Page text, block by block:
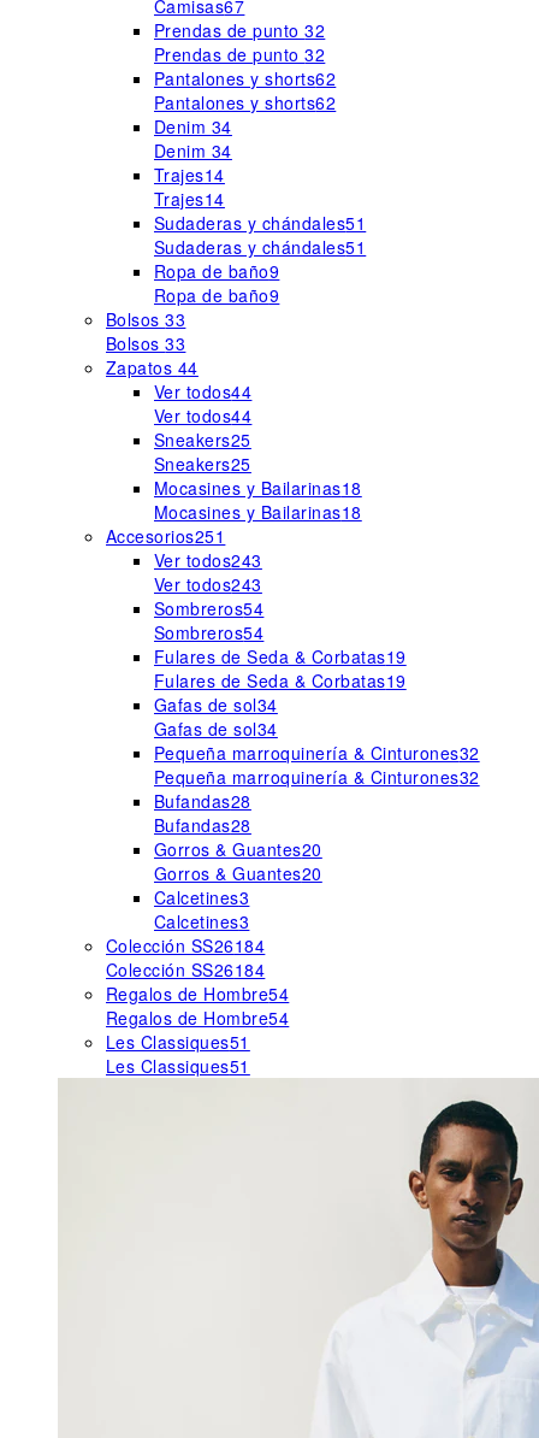
Camisas67
Prendas de punto32
Prendas de punto32
Pantalones y shorts62
Pantalones y shorts62
Denim 34
Denim 34
Trajes14
Trajes14
Sudaderas y chándales51
Sudaderas y chándales51
Ropa de baño9
Ropa de baño9
Bolsos33
Bolsos33
Zapatos 44
Ver todos44
Ver todos44
Sneakers25
Sneakers25
Mocasines y Bailarinas18
Mocasines y Bailarinas18
Accesorios251
Ver todos243
Ver todos243
Sombreros54
Sombreros54
Fulares de Seda & Corbatas19
Fulares de Seda & Corbatas19
Gafas de sol34
Gafas de sol34
Pequeña marroquinería & Cinturones32
Pequeña marroquinería & Cinturones32
Bufandas28
Bufandas28
Gorros & Guantes20
Gorros & Guantes20
Calcetines3
Calcetines3
Colección SS26184
Colección SS26184
Regalos de Hombre54
Regalos de Hombre54
Les Classiques51
Les Classiques51